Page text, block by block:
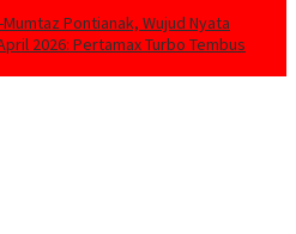
Pontianak, Wujud Nyata
2026: Pertamax Turbo Tembus